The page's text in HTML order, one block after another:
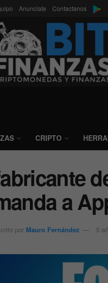
Anunciate Contactanos
CRIPTO
a
por Mauro Fernández 5